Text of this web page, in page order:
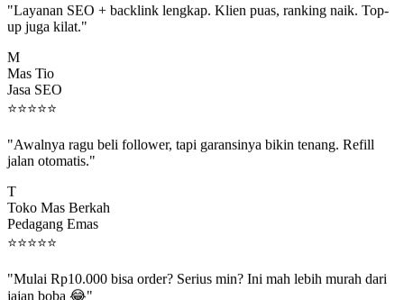
up juga kilat."
Mas Tio
Jasa SEO
⭐⭐⭐⭐⭐
jalan otomatis."
Toko Mas Berkah
Pedagang Emas
⭐⭐⭐⭐⭐
jajan boba 😂"